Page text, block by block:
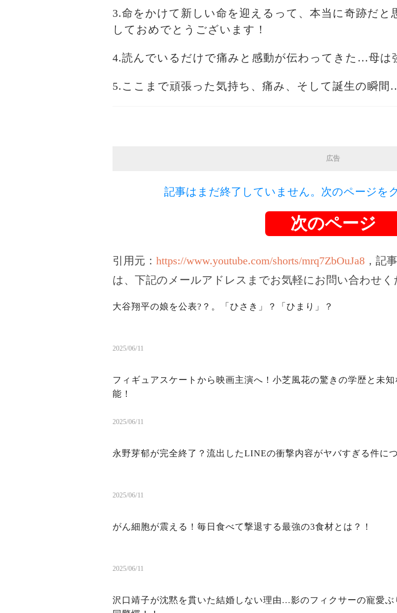
3.命をかけて新しい命を迎えるって、本当に奇跡だと
しておめでとうございます！
4.読んでいるだけで痛みと感動が伝わってきた…母は
5.ここまで頑張った気持ち、痛み、そして誕生の瞬間
広告
記事はまだ終了していません。次のページを
次のページ
引用元： https://www.youtube.com/shorts/mrq7ZbOuJa8 ，記
は、下記のメールアドレスまでお気軽にお問い合わせく
大谷翔平の娘を公表?？。「ひさき」？「ひまり」？
2025/06/11
フィギュアスケートから映画主演へ！小芝風花の驚きの学歴と未知
能！
2025/06/11
永野芽郁が完全終了？流出したLINEの衝撃内容がヤバすぎる件に
2025/06/11
がん細胞が震える！毎日食べて撃退する最強の3食材とは？！
2025/06/11
沢口靖子が沈黙を貫いた結婚しない理由...影のフィクサーの寵愛ぶ